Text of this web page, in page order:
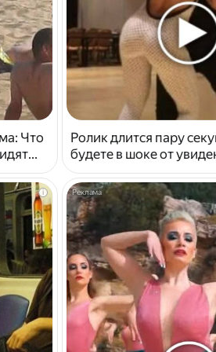
Что
Ролик длится пару
будете в шоке от
i